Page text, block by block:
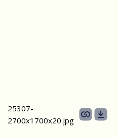
25307-
2700х1700x20.jpg